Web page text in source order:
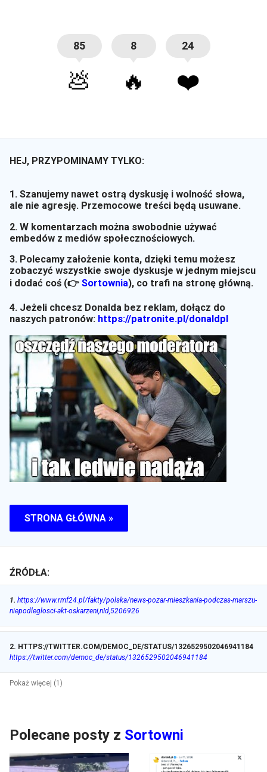
85
💩
8
🔥
24
❤️
HEJ, PRZYPOMINAMY TYLKO:
1. Szanujemy nawet ostrą dyskusję i wolność słowa,
ale nie agresję. Przemocowe treści będą usuwane.
2. W komentarzach można swobodnie używać
embedów z mediów społecznościowych.
3. Polecamy założenie konta, dzięki temu możesz
zobaczyć wszystkie swoje dyskusje w jednym miejscu
i dodać coś (👉 Sortownia), co trafi na stronę główną.
4. Jeżeli chcesz Donalda bez reklam, dołącz do
naszych patronów: https://patronite.pl/donaldpl
STRONA GŁÓWNA »
ŹRÓDŁA:
1. https://www.rmf24.pl/fakty/polska/news-pozar-mieszkania-podczas-marszu-
niepodleglosci-akt-oskarzeni,nId,5206926
2. HTTPS://TWITTER.COM/DEMOC_DE/STATUS/1326529502046941184
https://twitter.com/democ_de/status/1326529502046941184
Pokaż więcej (1)
Polecane posty z Sortowni